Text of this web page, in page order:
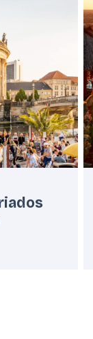
Momentos